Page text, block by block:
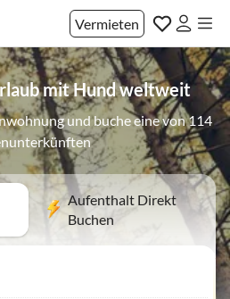
Vermieten
mit Hund weltweit
und buche eine von 114
Aufenthalt Direkt
Buchen